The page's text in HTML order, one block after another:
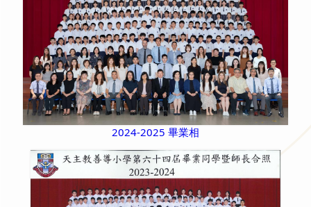
2024-2025 畢業相